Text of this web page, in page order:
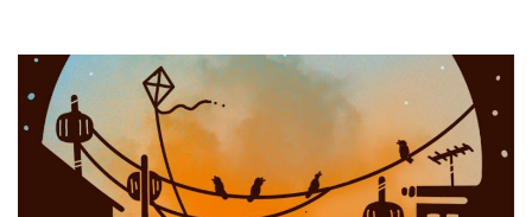
invasores vip
estronismo climático
escuelas fumigadas